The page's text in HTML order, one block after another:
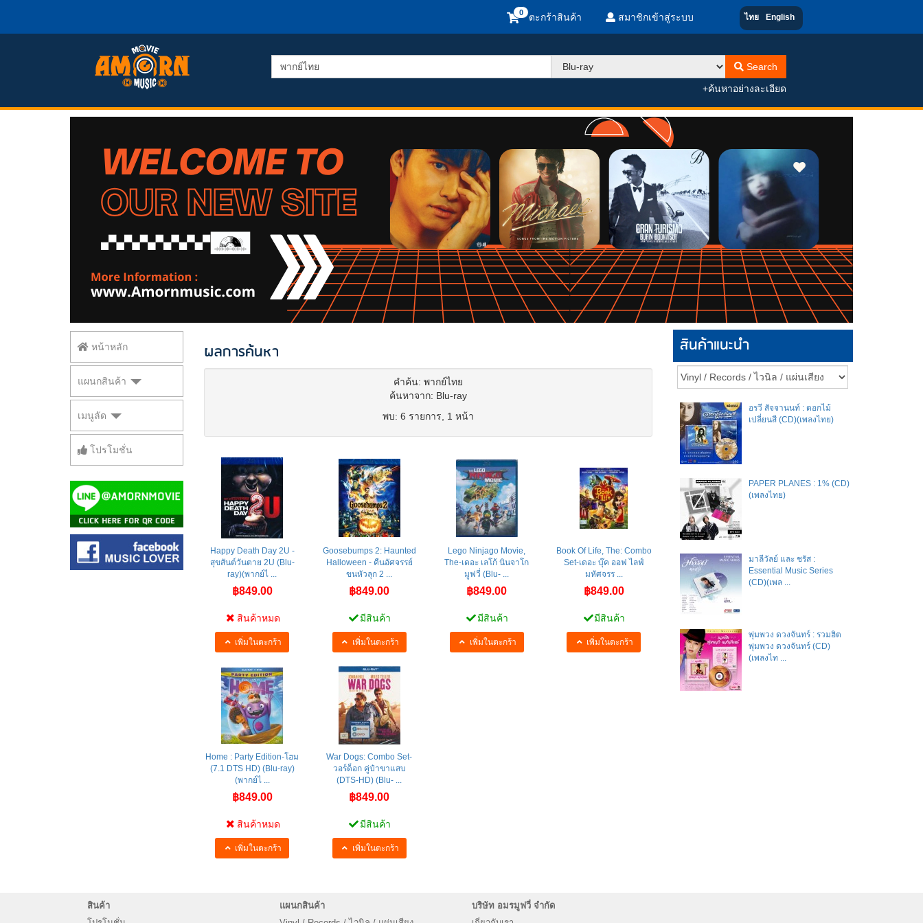
ตะกร้าสินค้า สมาชิกเข้าสู่ระบบ ไทย English
Search
+ค้นหาอย่างละเอียด
หน้าหลัก
แผนกสินค้า
เมนูลัด
โปรโมชั่น
ผลการค้นหา
คำค้น: พากย์ไทย
ค้นหาจาก: Blu-ray
พบ: 6 รายการ, 1 หน้า
Happy Death Day 2U -
สุขสันต์วันตาย 2U (Blu-
ray)(พากย์ไ ...
฿849.00
สินค้าหมด
เพิ่มในตะกร้า
Goosebumps 2: Haunted
Halloween - คืนอัศจรรย์
ขนหัวลุก 2 ...
฿849.00
มีสินค้า
เพิ่มในตะกร้า
Lego Ninjago Movie,
The-เดอะ เลโก้ นินจาโก
มูฟวี่ (Blu- ...
฿849.00
มีสินค้า
เพิ่มในตะกร้า
Book Of Life, The: Combo
Set-เดอะ บุ๊ค ออฟ ไลฟ์
มหัศจรร ...
฿849.00
มีสินค้า
เพิ่มในตะกร้า
Home : Party Edition-โฮม
(7.1 DTS HD) (Blu-ray)
(พากย์ไ ...
฿849.00
สินค้าหมด
เพิ่มในตะกร้า
War Dogs: Combo Set-
วอร์ด็อก คู่ป๋าขาแสบ
(DTS-HD) (Blu- ...
฿849.00
มีสินค้า
เพิ่มในตะกร้า
สินค้าแนะนำ
อรวี สัจจานนท์ : ดอกไม้
เปลี่ยนสี (CD)(เพลงไทย)
PAPER PLANES : 1% (CD)
(เพลงไทย)
มาลีวัลย์​ และ​ ชรัส​ :
Essential Music Series
(CD)(เพล ...
พุ่มพวง ดวงจันทร์ : รวมฮิต
พุ่มพวง ดวงจันทร์ (CD)
(เพลงไท ...
สินค้า
แผนกสินค้า
บริษัท อมรมูฟวี่ จำกัด